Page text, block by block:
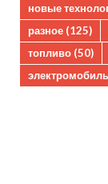
новые
разное (125)
топливо (50)
электромобиль